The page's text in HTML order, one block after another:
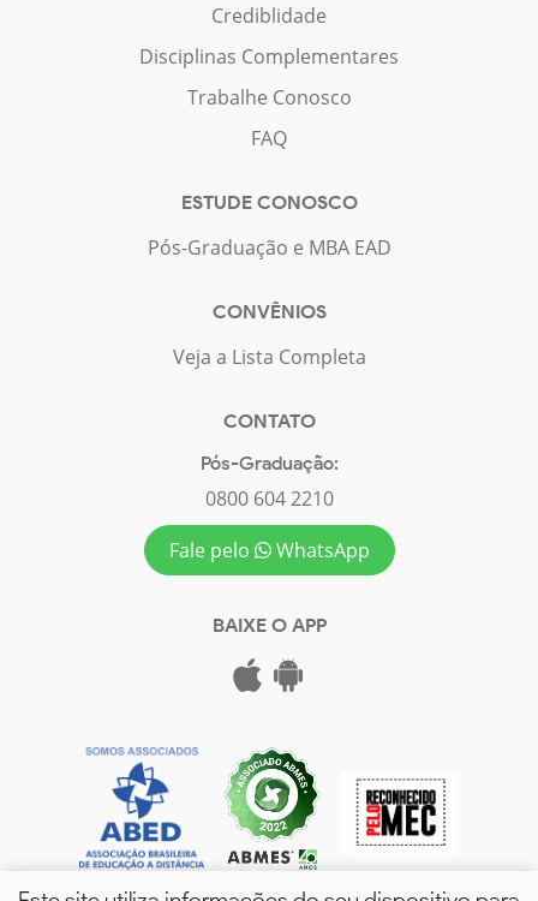
Crediblidade
Disciplinas Complementares
Trabalhe Conosco
FAQ
ESTUDE CONOSCO
Pós-Graduação e MBA EAD
CONVÊNIOS
Veja a Lista Completa
CONTATO
Pós-Graduação:
0800 604 2210
Fale pelo
WhatsApp
BAIXE O APP